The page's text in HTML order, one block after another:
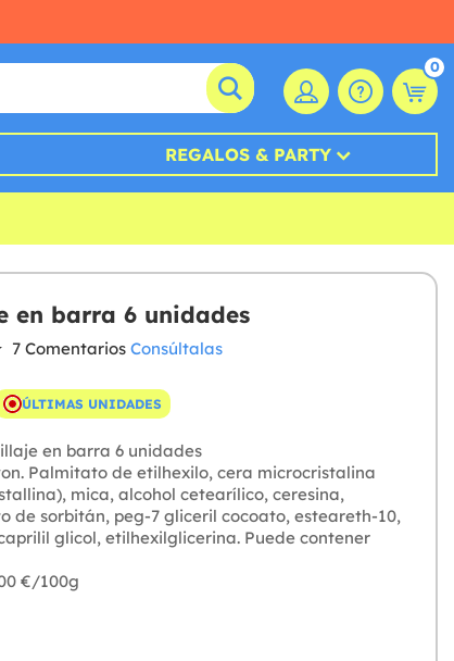
0
REGALOS & PARTY
en barra 6 unidades
7 Comentarios Consúltalas
ÚLTIMAS UNIDADES
en barra 6 unidades
Palmitato de etilhexilo, cera microcristalina
mica, alcohol cetearílico, ceresina,
de sorbitán, peg-7 gliceril cocoato, esteareth-10,
glicol, etilhexilglicerina. Puede contener
€/100g